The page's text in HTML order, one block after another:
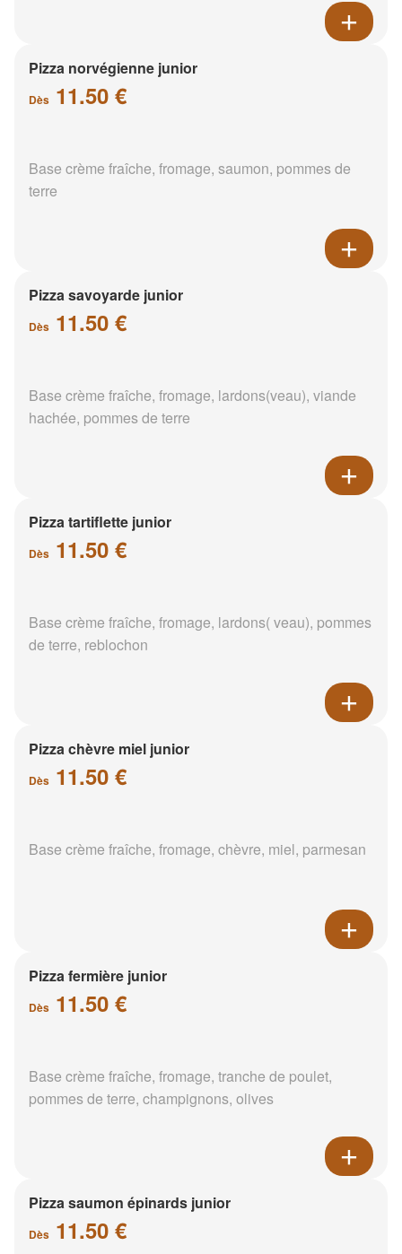
Pizza norvégienne junior
Dès 11.50 €
Base crème fraîche, fromage, saumon, pommes de
terre
Pizza savoyarde junior
Dès 11.50 €
Base crème fraîche, fromage, lardons(veau), viande
hachée, pommes de terre
Pizza tartiflette junior
Dès 11.50 €
Base crème fraîche, fromage, lardons( veau), pommes
de terre, reblochon
Pizza chèvre miel junior
Dès 11.50 €
Base crème fraîche, fromage, chèvre, miel, parmesan
Pizza fermière junior
Dès 11.50 €
Base crème fraîche, fromage, tranche de poulet,
pommes de terre, champignons, olives
Pizza saumon épinards junior
Dès 11.50 €